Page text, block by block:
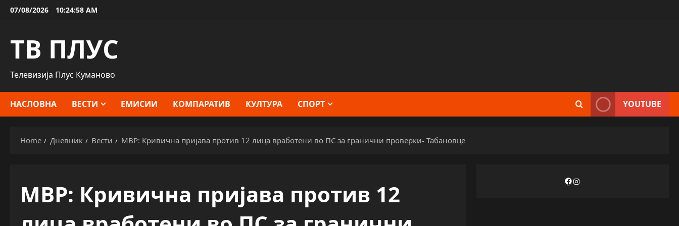
Skip07/08/2026 10:25:00 AM
ТВ ПЛУС
Телевизија Плус Куманово
НАСЛОВНА ВЕСТИ ЕМИСИИ КОМПАРАТИВ КУЛТУРА СПОРТ YOUTUBE
Home Дневник Вести МВР: Кривична пријава против 12 лица вработени во ПС за гранични проверки- Табановце
МВР: Кривична пријава против 12
Facebook
Instagram